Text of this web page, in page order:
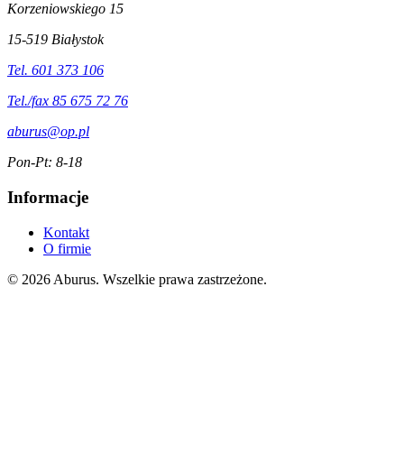
Korzeniowskiego 15
15-519 Białystok
Tel. 601 373 106
Tel./fax 85 675 72 76
aburus@op.pl
Pon-Pt: 8-18
Informacje
Kontakt
O firmie
© 2026 Aburus. Wszelkie prawa zastrzeżone.